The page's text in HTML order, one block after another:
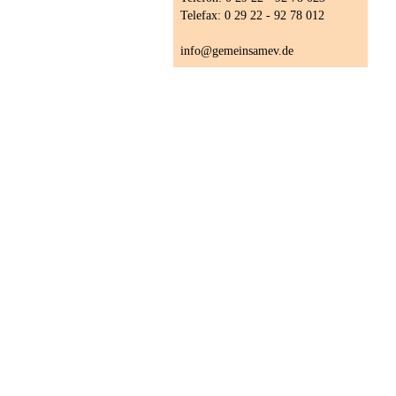
Telefax: 0 29 22 - 92 78 012
info@gemeinsamev.de